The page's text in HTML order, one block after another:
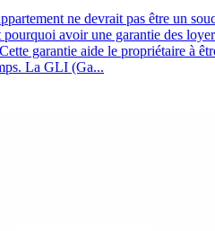
ne devrait pas être un
pourquoi avoir une garantie des
garantie aide le propriétaire à
La GLI (Ga...